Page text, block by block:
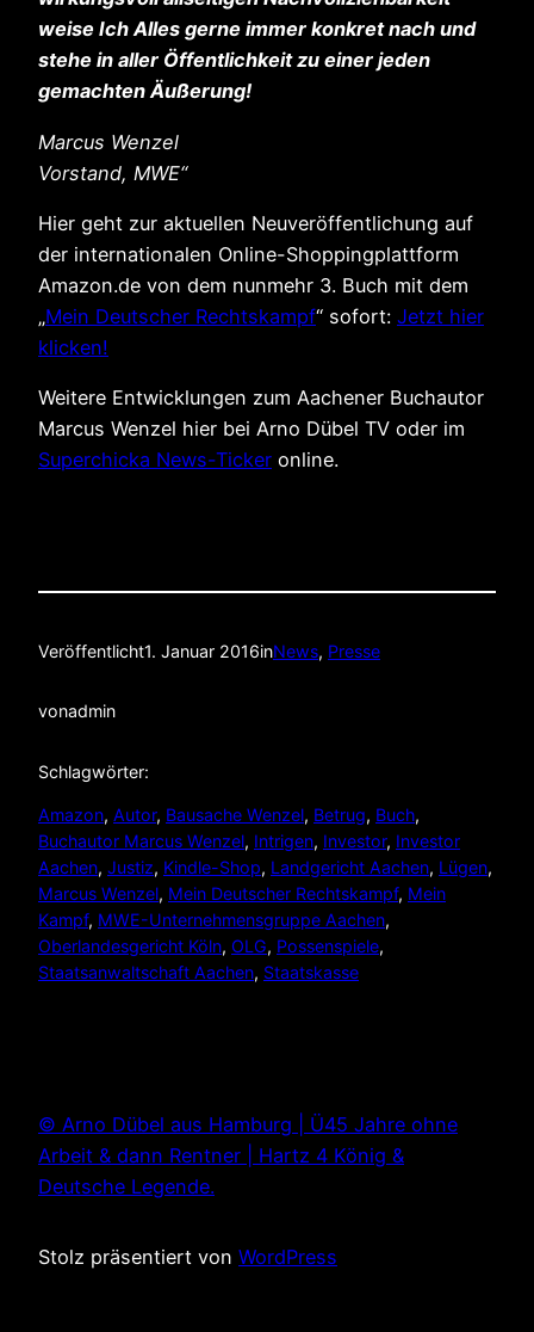
weise Ich Alles gerne immer konkret nach und
stehe in aller Öffentlichkeit zu einer jeden
gemachten Äußerung!
Marcus Wenzel
Vorstand, MWE“
Hier geht zur aktuellen Neuveröffentlichung auf
der internationalen Online-Shoppingplattform
Amazon.de von dem nunmehr 3. Buch mit dem
„Mein Deutscher Rechtskampf“ sofort: Jetzt hier
klicken!
Weitere Entwicklungen zum Aachener Buchautor
Marcus Wenzel hier bei Arno Dübel TV oder im
Superchicka News-Ticker online.
Veröffentlicht1. Januar 2016inNews, Presse
vonadmin
Schlagwörter:
Amazon, Autor, Bausache Wenzel, Betrug, Buch
Buchautor Marcus Wenzel, Intrigen, Investor, Investor
Aachen, Justiz, Kindle-Shop, Landgericht Aachen, Lügen
Marcus Wenzel, Mein Deutscher Rechtskampf, Mein
Kampf, MWE-Unternehmensgruppe Aachen
Oberlandesgericht Köln, OLG, Possenspiele
Staatsanwaltschaft Aachen, Staatskasse
© Arno Dübel aus Hamburg | Ü45 Jahre ohne
Arbeit & dann Rentner | Hartz 4 König &
Deutsche Legende.
Stolz präsentiert von WordPress